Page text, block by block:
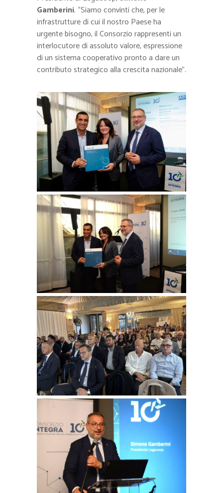
Gamberini. “Siamo convinti che, per le
infrastrutture di cui il nostro Paese ha
urgente bisogno, il Consorzio rappresenti un
interlocutore di assoluto valore, espressione
di un sistema cooperativo pronto a dare un
contributo strategico alla crescita nazionale”.